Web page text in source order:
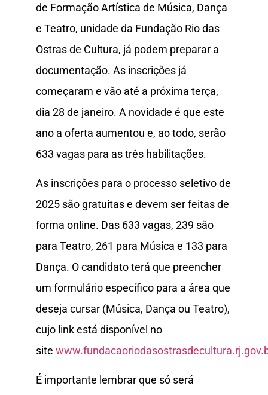
de Formação Artística de Música, Dança
e Teatro, unidade da Fundação Rio das
Ostras de Cultura, já podem preparar a
documentação. As inscrições já
começaram e vão até a próxima terça,
dia 28 de janeiro. A novidade é que este
ano a oferta aumentou e, ao todo, serão
633 vagas para as três habilitações.
As inscrições para o processo seletivo de
2025 são gratuitas e devem ser feitas de
forma online. Das 633 vagas, 239 são
para Teatro, 261 para Música e 133 para
Dança. O candidato terá que preencher
um formulário específico para a área que
deseja cursar (Música, Dança ou Teatro),
cujo link está disponível no
site
É importante lembrar que só será